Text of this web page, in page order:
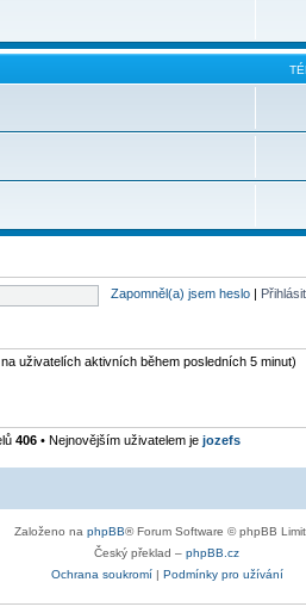
Zapomněl(a) jsem heslo
uživatelích aktivních během posledních 5 minut)
406 • Nejnovějším uživatelem je jozefs
Založeno na phpBB® Forum Software © phpBB
Český překlad – phpBB.cz
Ochrana soukromí| Podmínky pro užívání